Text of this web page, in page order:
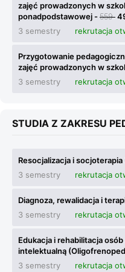
zajęć prowadzonych w
ponadpodstawowej -559
3 semestry
rekrutacja
Przygotowanie
zajęć prowadzonych w
3 semestry
rekrutacja
STUDIA Z ZAKRESU
Resocjalizacja i
3 semestry
rekrutacja
Diagnoza, rewalidacja i
3 semestry
rekrutacja
Edukacja i rehabilitacja
intelektualną
3 semestry
rekrutacja